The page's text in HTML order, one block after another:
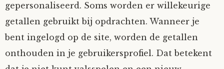
Clarity
Diderod
gepersonaliseerd. Soms worden er willekeurige
getallen gebruikt bij opdrachten. Wanneer je
bent ingelogd op de site, worden de getallen
onthouden in je gebruikersprofiel. Dat betekent